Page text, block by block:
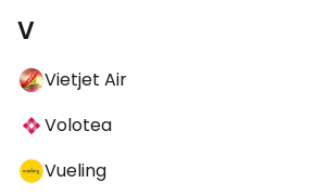
V
Vietjet Air
Volotea
Vueling